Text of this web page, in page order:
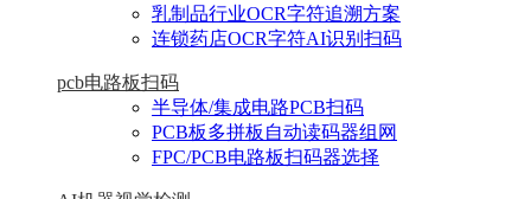
乳制品行业OCR字符追溯方案
连锁药店OCR字符AI识别扫码
pcb电路板扫码
半导体/集成电路PCB扫码
PCB板多拼板自动读码器组网
FPC/PCB电路板扫码器选择